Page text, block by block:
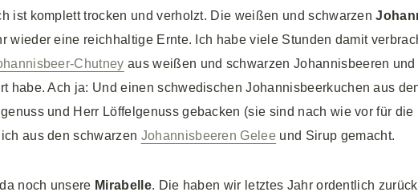
ist komplett trocken und verholzt. Die weißen und schwarzen
wieder eine reichhaltige Ernte. Ich habe viele Stunden damit
Chutney aus weißen und schwarzen Johannisbeeren und
habe. Ach ja: Und einen schwedischen Johannisbeerkuchen aus
und Herr Löffelgenuss gebacken (sie sind nach wie vor für
aus den schwarzen Johannisbeeren Gelee und Sirup gemacht.
noch unsere Mirabelle. Die haben wir letztes Jahr ordentlich